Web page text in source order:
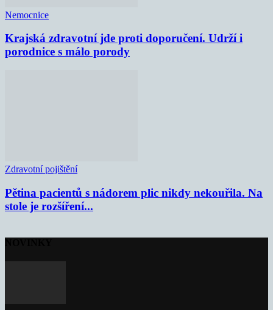
Nemocnice
Krajská zdravotní jde proti doporučení. Udrží i
porodnice s málo porody
Zdravotní pojištění
Pětina pacientů s nádorem plic nikdy nekouřila. Na
stole je rozšíření...